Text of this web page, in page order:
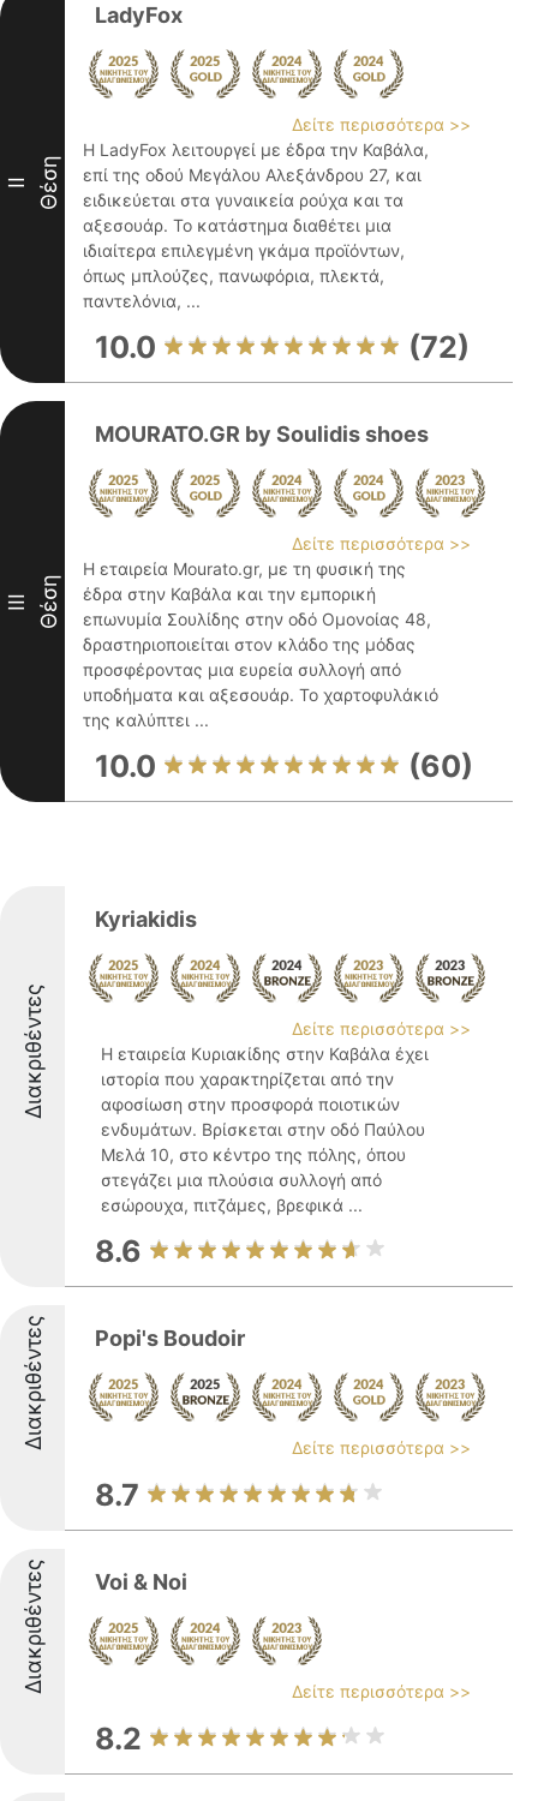
II Θέση
LadyFox
Δείτε περισσότερα >>
Η LadyFox λειτουργεί με έδρα την Καβάλα,
επί της οδού Μεγάλου Αλεξάνδρου 27, και
ειδικεύεται στα γυναικεία ρούχα και τα
αξεσουάρ. Το κατάστημα διαθέτει μια
ιδιαίτερα επιλεγμένη γκάμα προϊόντων,
όπως μπλούζες, πανωφόρια, πλεκτά,
παντελόνια, ...
10.0 (72)
III Θέση
MOURATO.GR by Soulidis shoes
Δείτε περισσότερα >>
Η εταιρεία Mourato.gr, με τη φυσική της
έδρα στην Καβάλα και την εμπορική
επωνυμία Σουλίδης στην οδό Ομονοίας 48,
δραστηριοποιείται στον κλάδο της μόδας
προσφέροντας μια ευρεία συλλογή από
υποδήματα και αξεσουάρ. Το χαρτοφυλάκιό
της καλύπτει ...
10.0 (60)
Διακριθέντες
Kyriakidis
Δείτε περισσότερα >>
Η εταιρεία Κυριακίδης στην Καβάλα έχει
ιστορία που χαρακτηρίζεται από την
αφοσίωση στην προσφορά ποιοτικών
ενδυμάτων. Βρίσκεται στην οδό Παύλου
Μελά 10, στο κέντρο της πόλης, όπου
στεγάζει μια πλούσια συλλογή από
εσώρουχα, πιτζάμες, βρεφικά ...
8.6
Διακριθέντες Popi's Boudoir
Δείτε περισσότερα >>
8.7
Διακριθέντες Voi & Noi
Δείτε περισσότερα >>
8.2